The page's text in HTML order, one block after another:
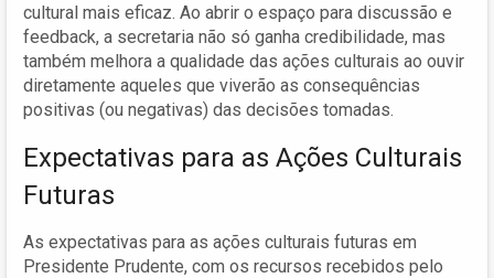
cultural mais eficaz. Ao abrir o espaço para discussão e
feedback, a secretaria não só ganha credibilidade, mas
também melhora a qualidade das ações culturais ao ouvir
diretamente aqueles que viverão as consequências
positivas (ou negativas) das decisões tomadas.
Expectativas para as Ações Culturais
Futuras
As expectativas para as ações culturais futuras em
Presidente Prudente, com os recursos recebidos pelo